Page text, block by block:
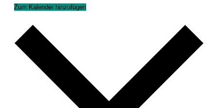
Zum Kalender hinzufügen